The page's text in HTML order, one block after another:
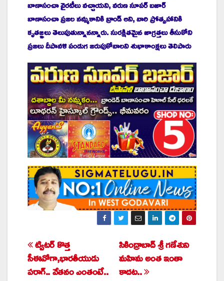
బాణాసంచా వైరటీలు వచ్చాయని, వరుణ సూపర్ బజార్
బాణాసంచా ప్రజల నమ్మకానికి బ్రాండ్ అని, వారి ప్రోత్సహానికి
కృతజ్ఞలు తెలుపుతున్నానన్నారు. సురక్షితమైన జాగ్రత్తలు తీసుకోని
ప్రజలు దీపావళి పండుగ జరుపుకోవాలని శుభాకాంక్షలు తెలిపారు
Post
navigation
సికింద్రాబాద్ శ్రీ గణేశుని
మహిమ అంత ఇంతా
కాదట..
ట్విటర్‌ కొత్త
సీఈవోగా,భారతీయుడు
పరాగ్.. వేతనం ఎంతంటే..